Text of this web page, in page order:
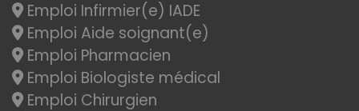
Emploi Infirmier(e) IADE
Emploi Aide soignant(e)
Emploi Pharmacien
Emploi Biologiste médical
Emploi Chirurgien